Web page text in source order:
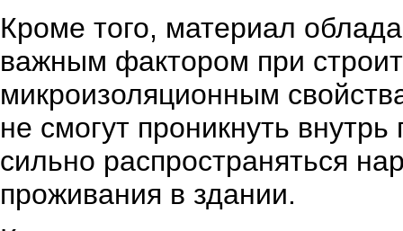
Кроме того, материал
важным фактором при
микроизоляционным
не смогут проникнуть
сильно распространяться
проживания в здании.